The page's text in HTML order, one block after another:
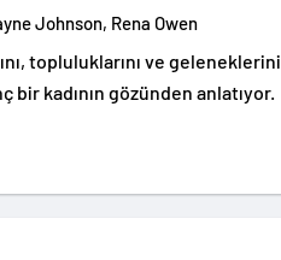
Catherine Laga'aia, Dwayne Johnson, Rena Owen
topluluklarını ve geleneklerini
kadının gözünden anlatıyor.